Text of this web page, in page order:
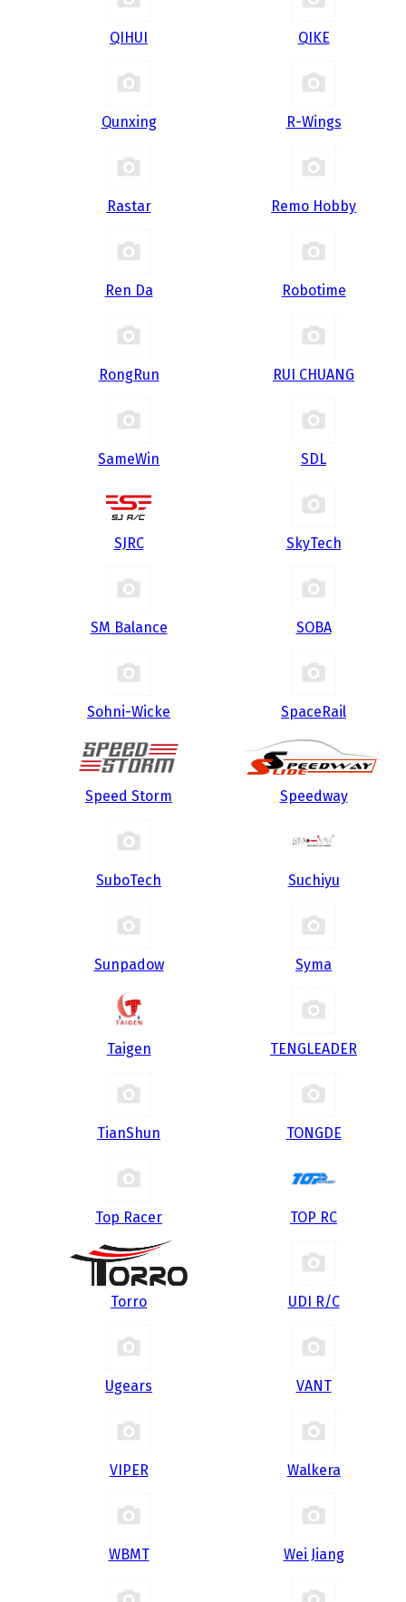
QIHUI QIKE
Qunxing R-Wings
Rastar Remo Hobby
Ren Da Robotime
RongRun RUI CHUANG
SameWin SDL
SJRC SkyTech
SM Balance SOBA
Sohni-Wicke SpaceRail
Speed Storm Speedway
SuboTech Suchiyu
Sunpadow Syma
Taigen TENGLEADER
TianShun TONGDE
Top Racer TOP RC
Torro UDI R/С
Ugears VANT
VIPER Walkera
WBMT Wei Jiang